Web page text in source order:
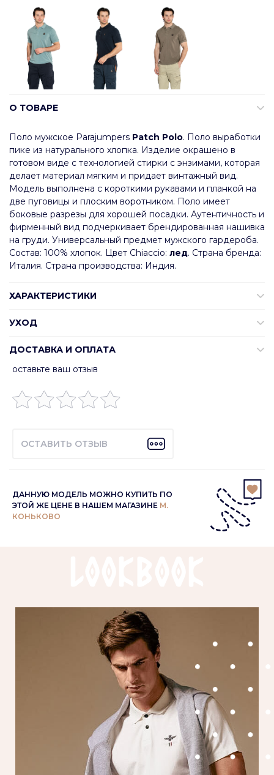
О ТОВАРЕ
Поло мужское Parajumpers Patch Polo. Поло выработки
пике из натурального хлопка. Изделие окрашено в
готовом виде с технологией стирки с энзимами, которая
делает материал мягким и придает винтажный вид.
Модель выполнена с короткими рукавами и планкой на
две пуговицы и плоским воротником. Поло имеет
боковые разрезы для хорошей посадки. Аутентичность и
фирменный вид подчеркивает брендированная нашивка
на груди. Универсальный предмет мужского гардероба.
Состав: 100% хлопок. Цвет Chiaccio: лед. Страна бренда:
Италия. Страна производства: Индия.
ХАРАКТЕРИСТИКИ
УХОД
ДОСТАВКА И ОПЛАТА
оставьте ваш отзыв
ОСТАВИТЬ ОТЗЫВ
ДАННУЮ МОДЕЛЬ МОЖНО КУПИТЬ ПО
ЭТОЙ ЖЕ ЦЕНЕ В НАШЕМ МАГАЗИНЕ М.
КОНЬКОВО